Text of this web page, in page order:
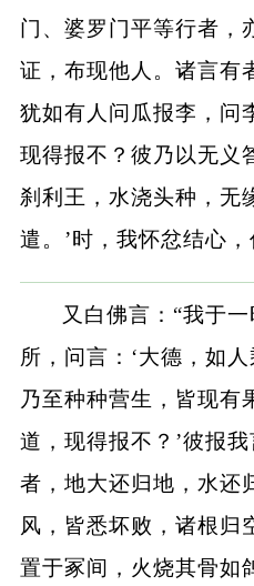
门、婆罗门平等行者，
证，布现他人。诸言有
犹如有人问瓜报李，问
现得报不？彼乃以无义
刹利王，水浇头种，无
遣。’时，我怀忿结心
又白佛言：“我于
所，问言：‘大德，如
乃至种种营生，皆现有
道，现得报不？’彼报
者，地大还归地，水还
风，皆悉坏败，诸根归
置于冢间，火烧其骨如